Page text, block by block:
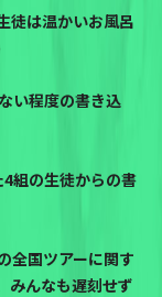
徒は温かいお風呂
い程度の書き込
組の生徒からの書
全国ツアーに関す
みんなも遅刻せず